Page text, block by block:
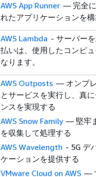
AWS App Runner — 完全に
れたアプリケーションを
AWS Lambda - サーバー
払いは、使用したコンピ
なります。
AWS Outposts — オンプ
とサービスを実行し、真
ンスを実現する
AWS Snow Family — 堅牢
を収集して処理する
AWS Wavelength - 5G デ
ケーションを提供する
VMware Cloud on AWS —